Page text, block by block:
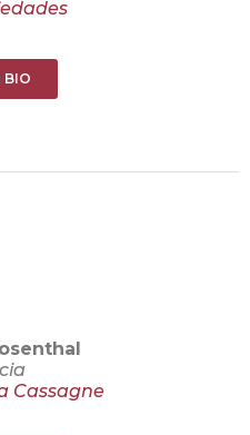
BIO
Cassagne